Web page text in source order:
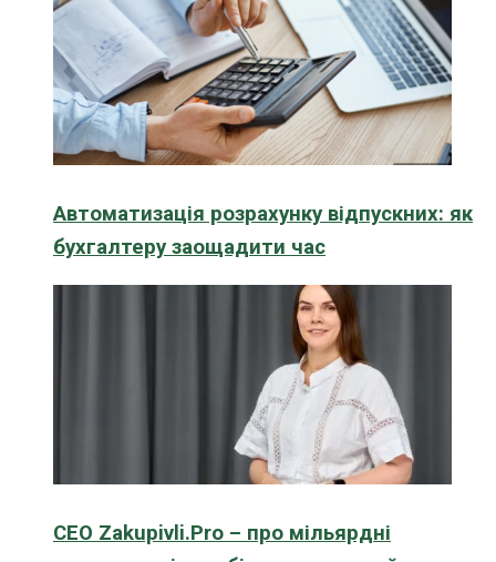
Автоматизація розрахунку відпускних: як
бухгалтеру заощадити час
CEO Zakupivli.Pro – про мільярдні